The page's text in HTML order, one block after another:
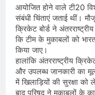
आयोजित होने वाले टी20
संबंधी चिंताएं जताई थीं।
क्रिकेट बोर्ड ने
कि टीम के मुकाबलों को
किया जाए।
हालांकि अंतरराष्ट्रीय
और उपलब्ध जानकारी का
में खिलाड़ियों की सुरक्षा
बाद परिषद ने मुकाबलों के